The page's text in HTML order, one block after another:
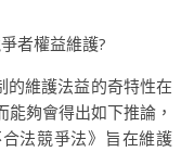
者權益維護?
維護法益的奇特性在
夠會得出如下推論，
法競爭法》旨在維護